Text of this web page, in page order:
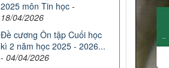
2025 môn Tin học -
18/04/2026
Đề cương Ôn tập Cuối học
kì 2 năm học 2025 - 2026...
- 04/04/2026